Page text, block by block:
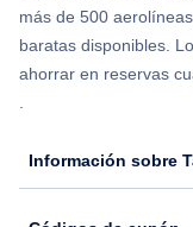
Flights from
Flights from Nueva
más de 500
baratas disponibles.
ahorrar en reservas
Información sobre